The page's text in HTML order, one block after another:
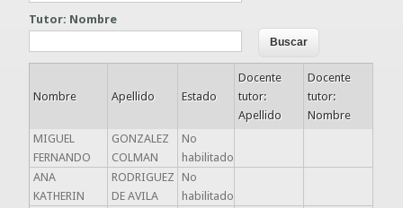
Tutor: Nombre
Nombre Apellido Estado
Docente
tutor:
Apellido
Docente
tutor:
Nombre
MIGUEL
FERNANDO
GONZALEZ
COLMAN
No
habilitado
ANA
KATHERIN
RODRIGUEZ
DE AVILA
No
habilitado